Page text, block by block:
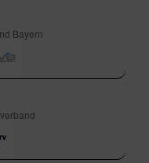
Bayern